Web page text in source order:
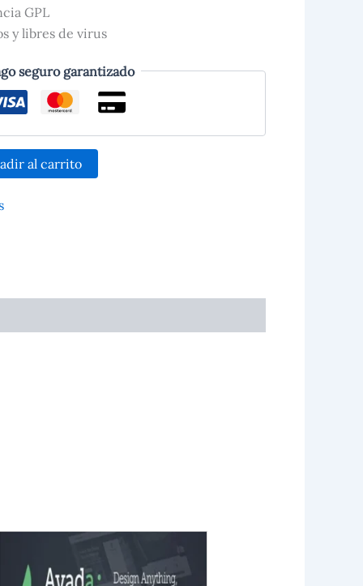
GPL
y libres de virus
seguro garantizado
al carrito